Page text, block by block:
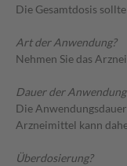
Die Gesamtdosis
Art der Anwendung?
Nehmen Sie das
Dauer der
Die
Arzneimittel kann
Überdosierung?